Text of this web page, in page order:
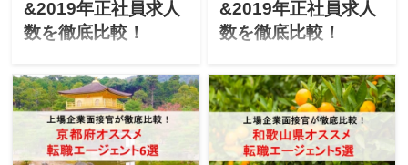
&2019年正社員求人
数を徹底比較！
たい」「鳥取にUターン転職
したいけど不安」と悩んで
ませんか？上場企業の面接
官が「鳥取県のオススメ転
職エージェント」「最新
&2019年正社員求人
数を徹底比較！
い」「兵庫にUターン転職し
たいけど不安」と悩んでま
せんか？上場企業の面接官
が「兵庫のオススメ転職エ
ージェント」「最新2019年